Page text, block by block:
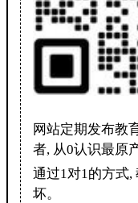
网站定期发布教
者, 从0认识最原
通过1对1的方式,
坏。